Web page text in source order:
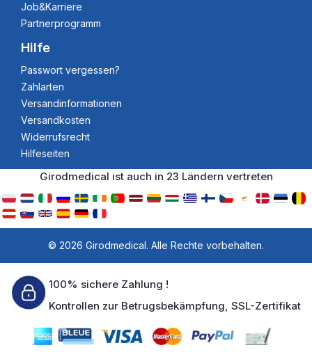
Job&Karriere
Partnerprogramm
Hilfe
Passwort vergessen?
Zahlarten
Versandinformationen
Versandkosten
Widerrufsrecht
Hilfeseiten
Girodmedical ist auch in 23 Ländern vertreten
© 2026 Girodmedical. Alle Rechte vorbehalten.
100% sichere Zahlung !
Kontrollen zur Betrugsbekämpfung, SSL-Zertifikat